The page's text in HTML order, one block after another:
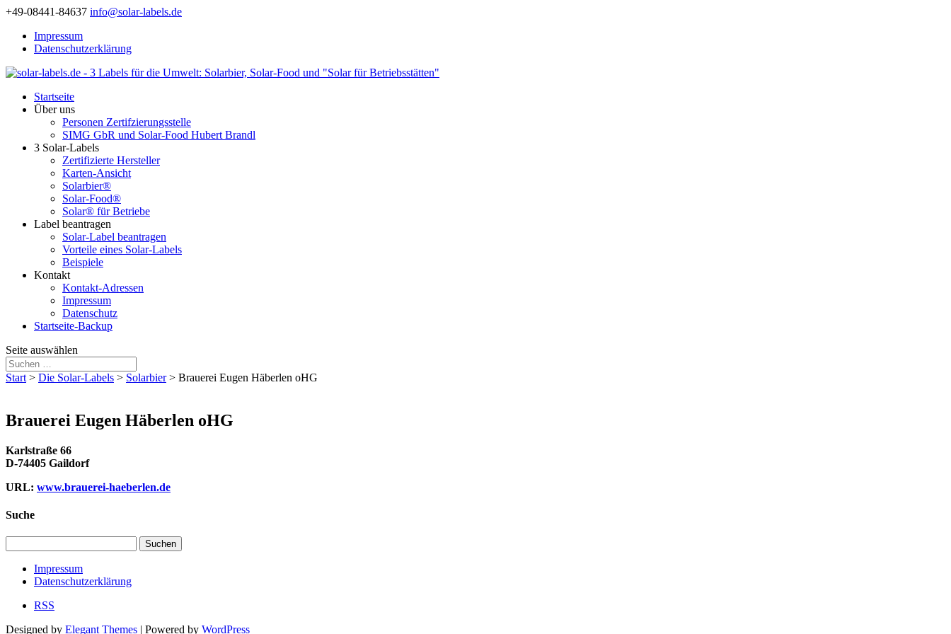
+49-08441-84637 info@solar-labels.de
Impressum
Datenschutzerklärung
Startseite
Über uns
Personen Zertifzierungsstelle
SIMG GbR und Solar-Food Hubert Brandl
3 Solar-Labels
Zertifizierte Hersteller
Karten-Ansicht
Solarbier®
Solar-Food®
Solar® für Betriebe
Label beantragen
Solar-Label beantragen
Vorteile eines Solar-Labels
Beispiele
Kontakt
Kontakt-Adressen
Impressum
Datenschutz
Startseite-Backup
Seite auswählen
Start > Die Solar-Labels > Solarbier> Brauerei Eugen Häberlen oHG
Brauerei Eugen Häberlen oHG
Karlstraße 66
D-74405 Gaildorf
URL: www.brauerei-haeberlen.de
Suche
nach:
Impressum
Datenschutzerklärung
RSS
Designed by Elegant Themes | Powered by WordPress